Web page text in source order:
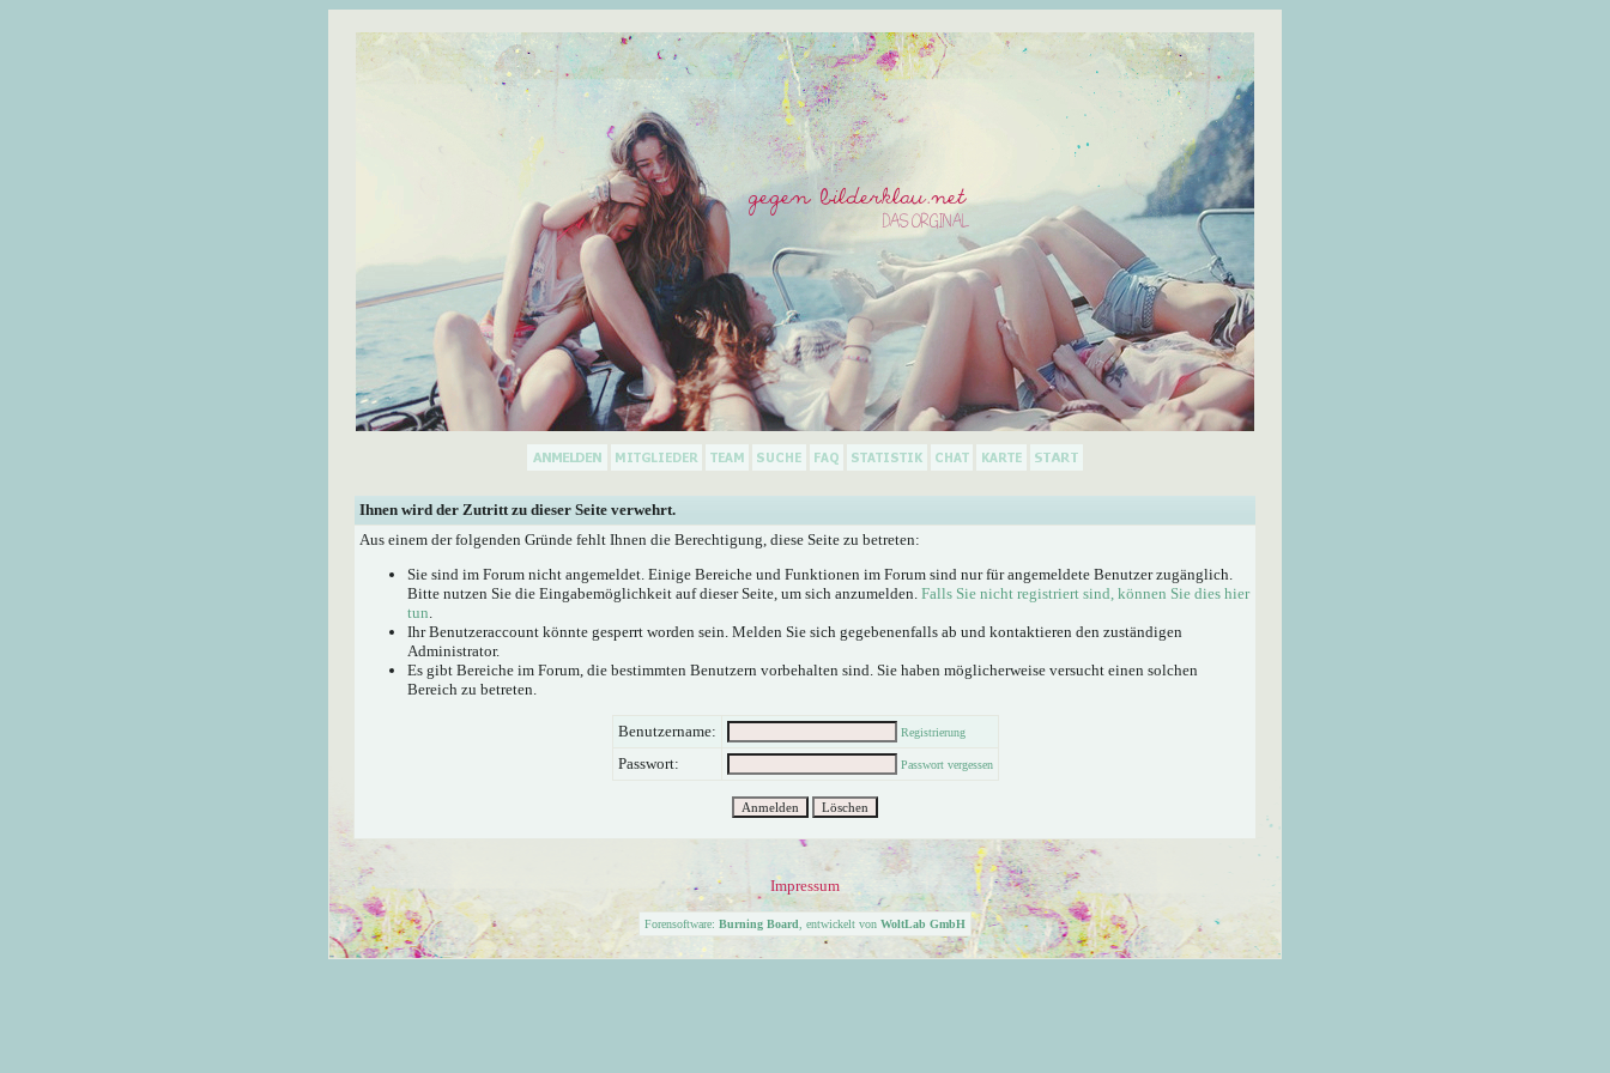
Ihnen wird der Zutritt zu dieser Seite verwehrt.
Aus einem der folgenden Gründe fehlt Ihnen die Berechtigung, diese Seite zu betreten:
Sie sind im Forum nicht angemeldet. Einige Bereiche und Funktionen im Forum sind nur für angemeldete Benutzer zugänglich.
Bitte nutzen Sie die Eingabemöglichkeit auf dieser Seite, um sich anzumelden. Falls Sie nicht registriert sind, können Sie dies hier
tun.
Ihr Benutzeraccount könnte gesperrt worden sein. Melden Sie sich gegebenenfalls ab und kontaktieren den zuständigen
Administrator.
Es gibt Bereiche im Forum, die bestimmten Benutzern vorbehalten sind. Sie haben möglicherweise versucht einen solchen
Bereich zu betreten.
Benutzername: Registrierung
Passwort: Passwort vergessen
Impressum
Forensoftware: Burning Board , entwickelt von WoltLab GmbH